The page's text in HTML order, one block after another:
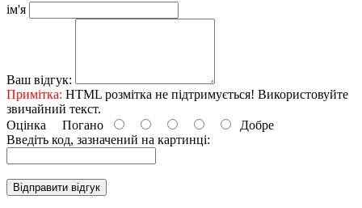
ім'я
Ваш відгук:
Примітка: HTML розмітка не підтримується! Використовуйте
звичайний текст.
Оцінка Погано
Добре
Введіть код, зазначений на картинці:
Відправити відгук